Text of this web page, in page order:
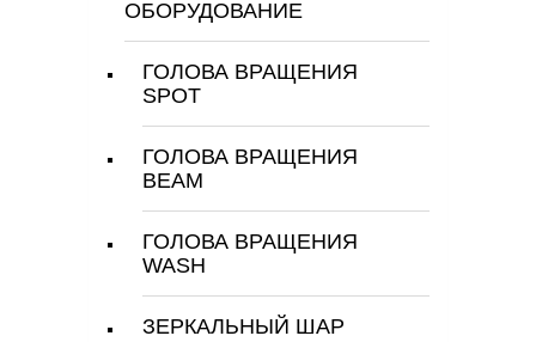
ОБОРУДОВАНИЕ
ГОЛОВА ВРАЩЕНИЯ
SPOT
ГОЛОВА ВРАЩЕНИЯ
BEAM
ГОЛОВА ВРАЩЕНИЯ
WASH
ЗЕРКАЛЬНЫЙ ШАР